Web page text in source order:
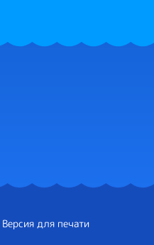
Версия для печати